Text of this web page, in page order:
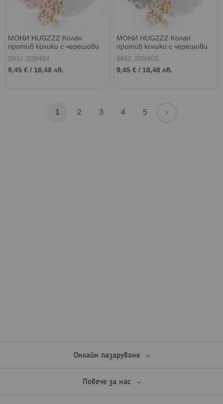
МОНИ HUGZZZ Колан
против колики с черешови
костилки РОЗОВ/ЗВЕЗДИ
SKU: 209404
9,45 € / 18,48 лв.
МОНИ HUGZZZ Колан
против колики с черешови
костилки СИВ/ЗВЕЗДИ
SKU: 209403
9,45 € / 18,48 лв.
В1 Страница
2 Страница
3 Страница
4 Страница
5
Страница
Напред
Онлайн пазаруване
Повече за нас